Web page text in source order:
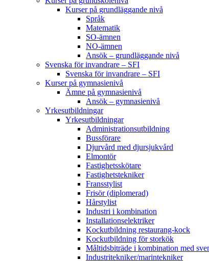
Kurser på grundläggande nivå
Språk
Matematik
SO-ämnen
NO-ämnen
Ansök – grundläggande nivå
Svenska för invandrare – SFI
Svenska för invandrare – SFI
Kurser på gymnasienivå
Ämne på gymnasienivå
Ansök – gymnasienivå
Yrkesutbildningar
Yrkesutbildningar
Administrationsutbildning
Bussförare
Djurvård med djursjukvård
Elmontör
Fastighetsskötare
Fastighetstekniker
Fransstylist
Frisör (diplomerad)
Hårstylist
Industri i kombination
Installationselektriker
Kockutbildning restaurang-kock
Kockutbildning för storkök
Måltidsbiträde i kombination med
Industritekniker/marintekniker